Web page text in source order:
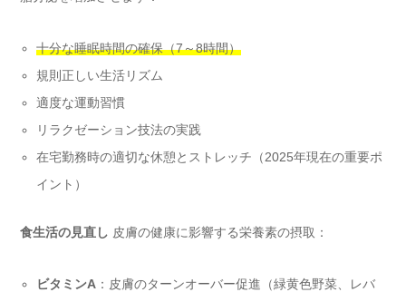
十分な睡眠時間の確保（7～8時間）
規則正しい生活リズム
適度な運動習慣
リラクゼーション技法の実践
在宅勤務時の適切な休憩とストレッチ（2025年現在の重要ポ
イント）
食生活の見直し 皮膚の健康に影響する栄養素の摂取：
ビタミンA ：皮膚のターンオーバー促進（緑黄色野菜、レバ